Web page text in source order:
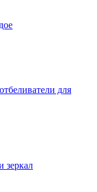
для
зеркал